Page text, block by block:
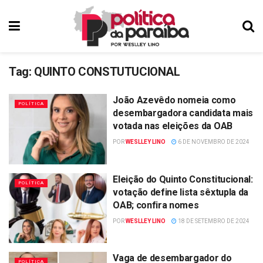
Tag: QUINTO CONSTUTUCIONAL
POLÍTICA
João Azevêdo nomeia como
desembargadora candidata mais
votada nas eleições da OAB
PORWESLLEY LINO 6 DE NOVEMBRO DE 2024
POLÍTICA
Eleição do Quinto Constitucional:
votação define lista sêxtupla da
OAB; confira nomes
PORWESLLEY LINO 18 DE SETEMBRO DE 2024
POLÍTICA Vaga de desembargador do